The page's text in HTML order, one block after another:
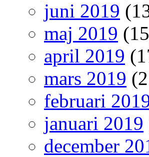
juni 2019
maj 2019
april 2019
mars 2019
februari
januari 2019
december